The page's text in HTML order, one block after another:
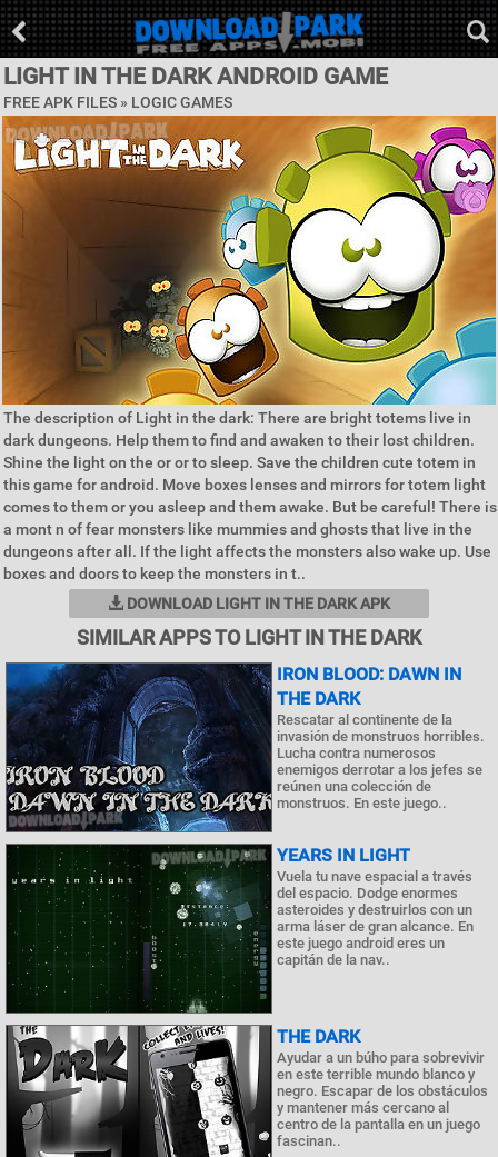
LIGHT IN THE DARK ANDROID GAME
FREE APK FILES » LOGIC GAMES
The description of Light in the dark: There are bright totems live in
dark dungeons. Help them to find and awaken to their lost children.
Shine the light on the or or to sleep. Save the children cute totem in
this game for android. Move boxes lenses and mirrors for totem light
comes to them or you asleep and them awake. But be careful! There is
a mont n of fear monsters like mummies and ghosts that live in the
dungeons after all. If the light affects the monsters also wake up. Use
boxes and doors to keep the monsters in t..
DOWNLOAD LIGHT IN THE DARK APK
SIMILAR APPS TO LIGHT IN THE DARK
IRON BLOOD: DAWN IN
THE DARK
Rescatar al continente de la
invasión de monstruos horribles.
Lucha contra numerosos
enemigos derrotar a los jefes se
reúnen una colección de
monstruos. En este juego..
YEARS IN LIGHT
Vuela tu nave espacial a través
del espacio. Dodge enormes
asteroides y destruirlos con un
arma láser de gran alcance. En
este juego android eres un
capitán de la nav..
THE DARK
Ayudar a un búho para sobrevivir
en este terrible mundo blanco y
negro. Escapar de los obstáculos
y mantener más cercano al
centro de la pantalla en un juego
fascinan..